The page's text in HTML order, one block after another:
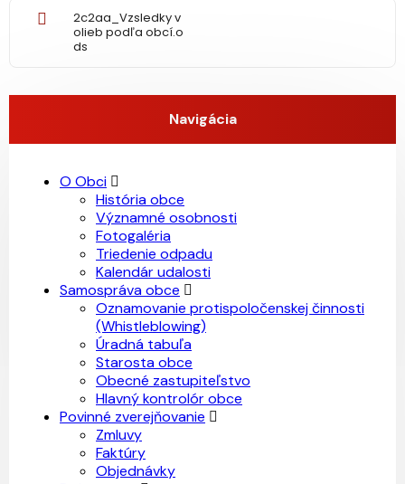
2c2aa_Vzsledky v
olieb podľa obcí.o
ds
Navigácia
O Obci
História obce
Významné osobnosti
Fotogaléria
Triedenie odpadu
Kalendár udalosti
Samospráva obce
Oznamovanie protispoločenskej činnosti
(Whistleblowing)
Úradná tabuľa
Starosta obce
Obecné zastupiteľstvo
Hlavný kontrolór obce
Povinné zverejňovanie
Zmluvy
Faktúry
Objednávky